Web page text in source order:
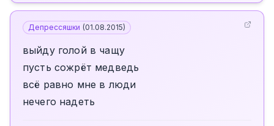
Депрессяшки (01.08.2015)
выйду голой в чащу
пусть сожрёт медведь
всё равно мне в люди
нечего надеть